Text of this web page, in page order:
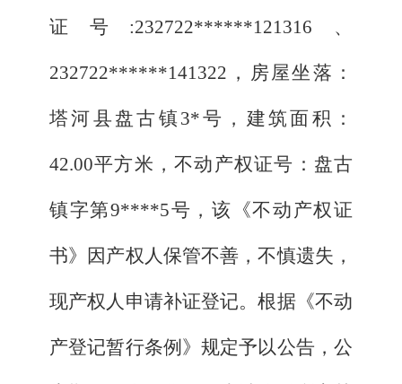
证号:232722******121316、
232722******141322 ，房屋坐落：
塔河县盘古镇3*号，建筑面积：
42.00平方米，不动产权证号 ： 盘古
镇字第9****5号，该《不动产权证
书》因产权人保管不善，不慎遗失，
现产权人申请补证登记。根据《不动
产登记暂行条例》规定予以公告，公